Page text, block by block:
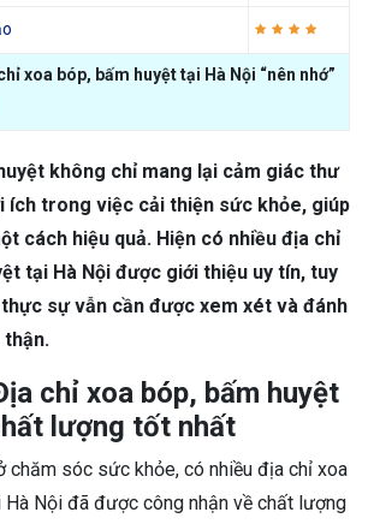
xoa bóp, bấm huyệt tại Hà Nội “nên nhớ”
không chỉ mang lại cảm giác thư
ích trong việc cải thiện sức khỏe, giúp
cách hiệu quả. Hiện có nhiều địa chỉ
tại Hà Nội được giới thiệu uy tín, tuy
sự vẫn cần được xem xét và đánh
thận.
chỉ xoa bóp, bấm huyệt
lượng tốt nhất
chăm sóc sức khỏe, có nhiều địa chỉ xoa
Nội đã được công nhận về chất lượng